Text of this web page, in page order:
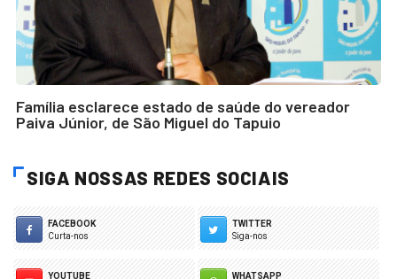
Família esclarece estado de saúde do vereador
Paiva Júnior, de São Miguel do Tapuio
SIGA NOSSAS REDES SOCIAIS
FACEBOOK
Curta-nos
TWITTER
Siga-nos
YOUTUBE
WHATSAPP